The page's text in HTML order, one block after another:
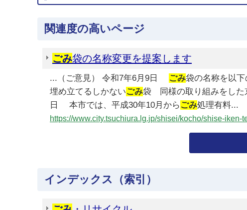
関連度の高いページ
ごみ袋の名称変更を提案します
...（ご意見） 令和7年6月9日 ごみ袋の名称を以
埋め立てるしかないごみ袋 同様の取り組みをした
日 本市では、平成30年10月から ごみ処理有料...
https://www.city.tsuchiura.lg.jp/shisei/kocho/shise-
インデックス（索引）